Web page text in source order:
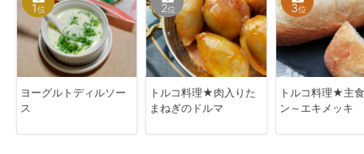
1位
ヨーグルトディルソー
ス
2位
トルコ料理★肉入りた
まねぎのドルマ
3位
トルコ料理★主
ン～エキメッキ